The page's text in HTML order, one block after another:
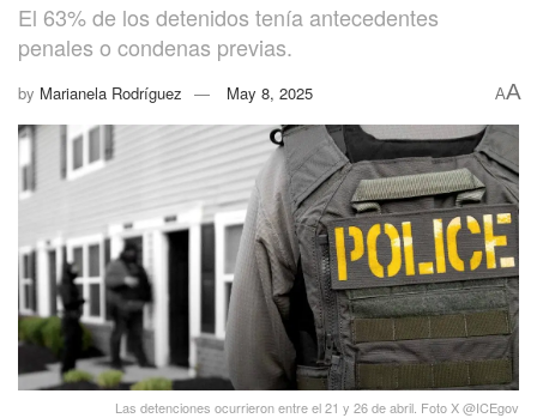
El 63% de los detenidos tenía antecedentes
penales o condenas previas.
by Marianela Rodríguez May 8, 2025 AA
Las detenciones ocurrieron entre el 21 y 26 de abril. Foto X @ICEgov